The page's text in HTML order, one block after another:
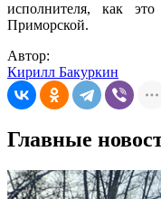
исполнителя, как
Приморской.
Автор:
Кирилл Бакуркин
Главные